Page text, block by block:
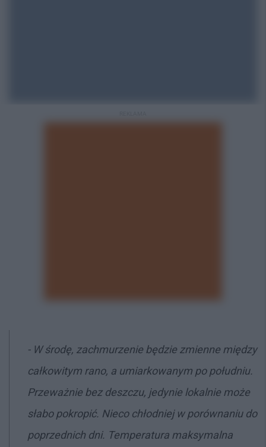
- W środę, zachmurzenie będzie zmienne między
całkowitym rano, a umiarkowanym po południu.
Przeważnie bez deszczu, jedynie lokalnie może
słabo pokropić. Nieco chłodniej w porównaniu do
poprzednich dni. Temperatura maksymalna